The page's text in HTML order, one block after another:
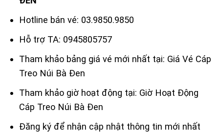
Hotline bán vé: 03.9850.9850
Hỗ trợ TA: 0945805757
Tham khảo bảng giá vé mới nhất tại: Giá Vé Cáp
Treo Núi Bà Đen
Tham khảo giờ hoạt động tại: Giờ Hoạt Động
Cáp Treo Núi Bà Đen
Đăng ký để nhận cập nhật thông tin mới nhất